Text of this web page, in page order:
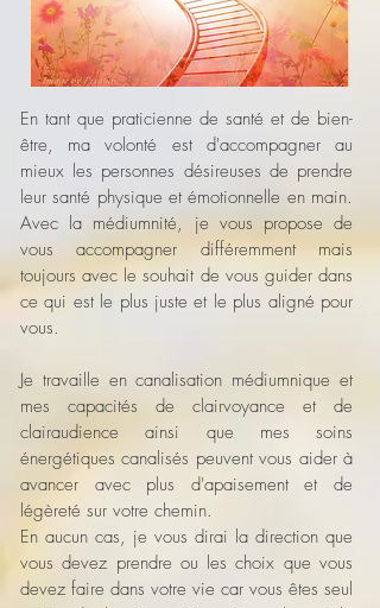
En tant que praticienne de santé et de bien-
être, ma volonté est d'accompagner au
mieux les personnes désireuses de prendre
leur santé physique et émotionnelle en main.
Avec la médiumnité, je vous propose de
vous accompagner différemment mais
toujours avec le souhait de vous guider dans
ce qui est le plus juste et le plus aligné pour
vous.
Je travaille en canalisation médiumnique et
mes capacités de clairvoyance et de
clairaudience ainsi que mes soins
énergétiques canalisés peuvent vous aider à
avancer avec plus d'apaisement et de
légèreté sur votre chemin.
En aucun cas, je vous dirai la direction que
vous devez prendre ou les choix que vous
devez faire dans votre vie car vous êtes seul